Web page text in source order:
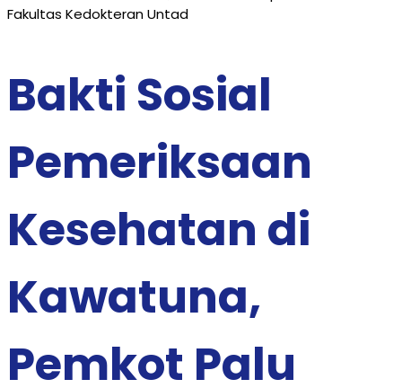
Fakultas Kedokteran Untad
Bakti Sosial
Pemeriksaan
Kesehatan di
Kawatuna,
Pemkot Palu